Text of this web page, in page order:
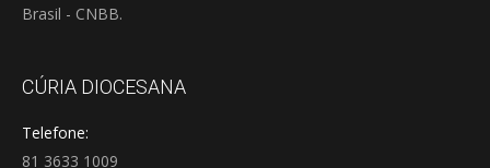
Brasil - CNBB.
CÚRIA DIOCESANA
Telefone:
81 3633 1009